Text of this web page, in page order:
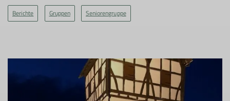
Berichte Gruppen Seniorengruppe